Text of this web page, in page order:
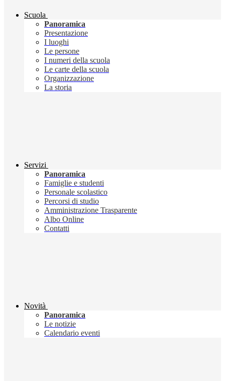
Scuola
Panoramica
Presentazione
I luoghi
Le persone
I numeri della scuola
Le carte della scuola
Organizzazione
La storia
Servizi
Panoramica
Famiglie e studenti
Personale scolastico
Percorsi di studio
Amministrazione Trasparente
Albo Online
Contatti
Novità
Panoramica
Le notizie
Calendario eventi